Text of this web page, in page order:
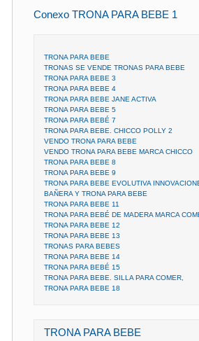
Conexo TRONA PARA BEBE 1
TRONA PARA BEBE
TRONAS SE VENDE TRONAS PARA BEBE
TRONA PARA BEBE 3
TRONA PARA BEBE 4
TRONA PARA BEBE JANE ACTIVA
TRONA PARA BEBE 5
TRONA PARA BEBÉ 7
TRONA PARA BEBE. CHICCO POLLY 2
VENDO TRONA PARA BEBE
VENDO TRONA PARA BEBE MARCA CHICCO
TRONA PARA BEBE 8
TRONA PARA BEBE 9
TRONA PARA BEBE EVOLUTIVA
BAÑERA Y TRONA PARA BEBE
TRONA PARA BEBE 11
TRONA PARA BEBÉ DE MADERA MARCA
TRONA PARA BEBE 12
TRONA PARA BEBE 13
TRONAS PARA BEBES
TRONA PARA BEBE 14
TRONA PARA BEBÉ 15
TRONA PARA BEBE. SILLA PARA COMER,
TRONA PARA BEBE 18
TRONA PARA BEBE